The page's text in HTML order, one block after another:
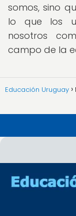
somos, sino
lo que los
nosotros
campo de la
Educación Uruguay